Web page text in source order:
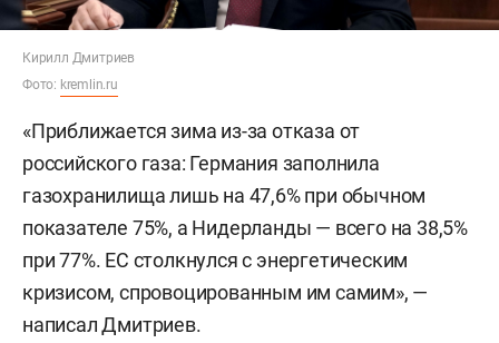
Кирилл Дмитриев
Фото: kremlin.ru
«Приближается зима из-за отказа от
российского газа: Германия заполнила
газохранилища лишь на 47,6% при обычном
показателе 75%, а Нидерланды — всего на 38,5%
при 77%. ЕС столкнулся с энергетическим
кризисом, спровоцированным им самим», —
написал Дмитриев.